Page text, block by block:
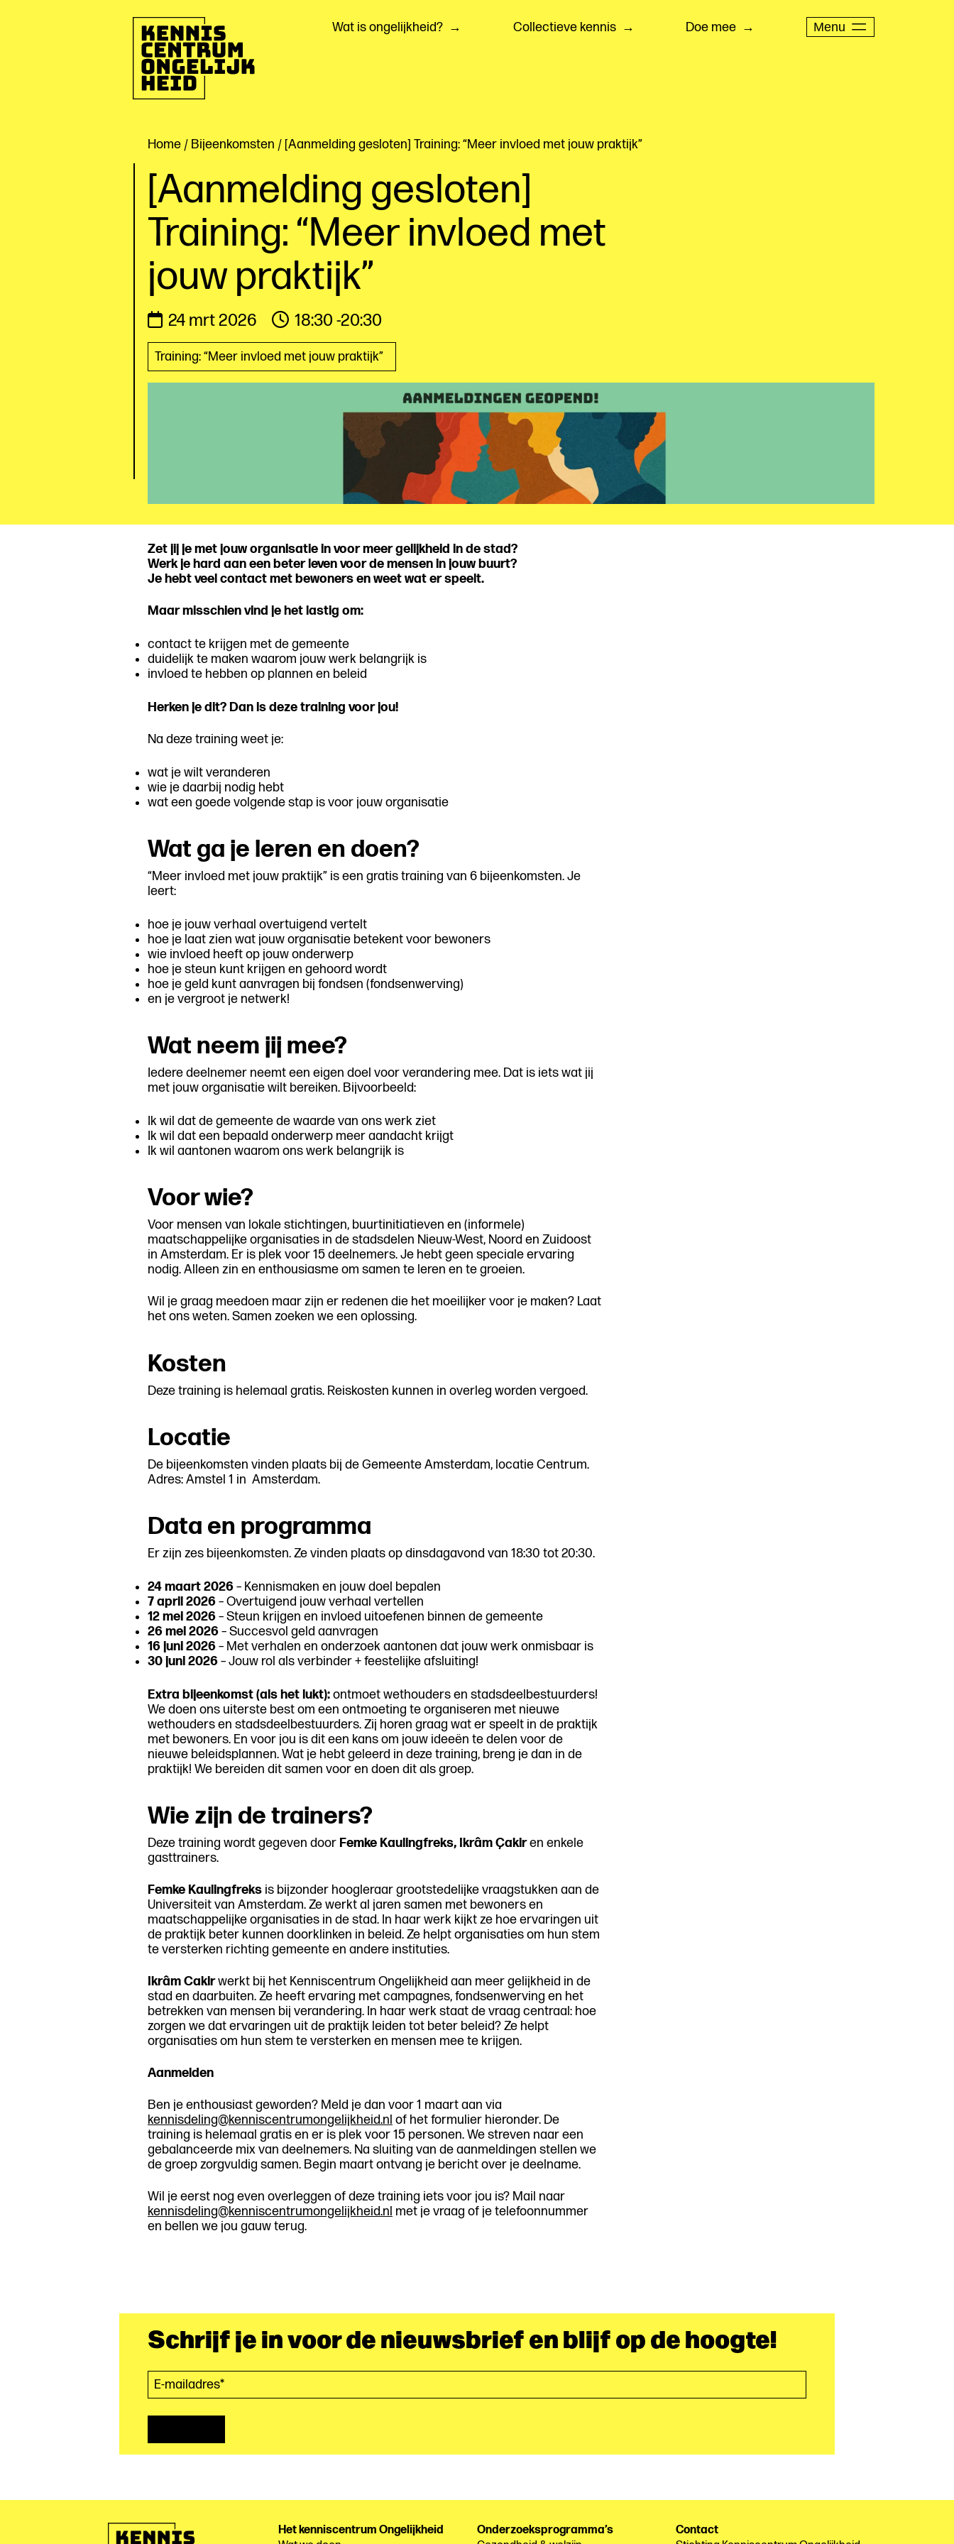
Wat is ongelijkheid? Collectieve kennis Doe mee Menu
Home / Bijeenkomsten / [Aanmelding gesloten] Training: “Meer invloed met jouw praktijk”
[Aanmelding gesloten]
Training: “Meer invloed met
jouw praktijk”
24 mrt 2026 18:30 -20:30
Training: “Meer invloed met jouw praktijk”
Zet jij je met jouw organisatie in voor meer gelijkheid in de stad?
Werk je hard aan een beter leven voor de mensen in jouw buurt?
Je hebt veel contact met bewoners en weet wat er speelt.
Maar misschien vind je het lastig om:
contact te krijgen met de gemeente
duidelijk te maken waarom jouw werk belangrijk is
invloed te hebben op plannen en beleid
Herken je dit? Dan is deze training voor jou!
Na deze training weet je:
wat je wilt veranderen
wie je daarbij nodig hebt
wat een goede volgende stap is voor jouw organisatie
Wat ga je leren en doen?
“Meer invloed met jouw praktijk” is een gratis training van 6 bijeenkomsten. Je
leert:
hoe je jouw verhaal overtuigend vertelt
hoe je laat zien wat jouw organisatie betekent voor bewoners
wie invloed heeft op jouw onderwerp
hoe je steun kunt krijgen en gehoord wordt
hoe je geld kunt aanvragen bij fondsen (fondsenwerving)
en je vergroot je netwerk!
Wat neem jij mee?
Iedere deelnemer neemt een eigen doel voor verandering mee. Dat is iets wat jij
met jouw organisatie wilt bereiken. Bijvoorbeeld:
Ik wil dat de gemeente de waarde van ons werk ziet
Ik wil dat een bepaald onderwerp meer aandacht krijgt
Ik wil aantonen waarom ons werk belangrijk is
Voor wie?
Voor mensen van lokale stichtingen, buurtinitiatieven en (informele)
maatschappelijke organisaties in de stadsdelen Nieuw-West, Noord en Zuidoost
in Amsterdam. Er is plek voor 15 deelnemers. Je hebt geen speciale ervaring
nodig. Alleen zin en enthousiasme om samen te leren en te groeien.
Wil je graag meedoen maar zijn er redenen die het moeilijker voor je maken? Laat
het ons weten. Samen zoeken we een oplossing.
Kosten
Deze training is helemaal gratis. Reiskosten kunnen in overleg worden vergoed.
Locatie
De bijeenkomsten vinden plaats bij de Gemeente Amsterdam, locatie Centrum.
Adres: Amstel 1 in Amsterdam.
Data en programma
Er zijn zes bijeenkomsten. Ze vinden plaats op dinsdagavond van 18:30 tot 20:30.
24 maart 2026– Kennismaken en jouw doel bepalen
7 april 2026– Overtuigend jouw verhaal vertellen
12 mei 2026– Steun krijgen en invloed uitoefenen binnen de gemeente
26 mei 2026– Succesvol geld aanvragen
16 juni 2026– Met verhalen en onderzoek aantonen dat jouw werk onmisbaar is
30 juni 2026– Jouw rol als verbinder + feestelijke afsluiting!
Extra bijeenkomst (als het lukt):ontmoet wethouders en stadsdeelbestuurders!
We doen ons uiterste best om een ontmoeting te organiseren met nieuwe
wethouders en stadsdeelbestuurders. Zij horen graag wat er speelt in de praktijk
met bewoners. En voor jou is dit een kans om jouw ideeën te delen voor de
nieuwe beleidsplannen. Wat je hebt geleerd in deze training, breng je dan in de
praktijk! We bereiden dit samen voor en doen dit als groep.
Wie zijn de trainers?
Deze training wordt gegeven door Femke Kaulingfreks, Ikrâm Çakiren enkele
gasttrainers.
Femke Kaulingfreks is bijzonder hoogleraar grootstedelijke vraagstukken aan de
Universiteit van Amsterdam. Ze werkt al jaren samen met bewoners en
maatschappelijke organisaties in de stad. In haar werk kijkt ze hoe ervaringen uit
de praktijk beter kunnen doorklinken in beleid. Ze helpt organisaties om hun stem
te versterken richting gemeente en andere instituties.
Ikrâm Cakirwerkt bij het Kenniscentrum Ongelijkheid aan meer gelijkheid in de
stad en daarbuiten. Ze heeft ervaring met campagnes, fondsenwerving en het
betrekken van mensen bij verandering. In haar werk staat de vraag centraal: hoe
zorgen we dat ervaringen uit de praktijk leiden tot beter beleid? Ze helpt
organisaties om hun stem te versterken en mensen mee te krijgen.
Aanmelden
Ben je enthousiast geworden? Meld je dan voor 1 maart aan via
kennisdeling@kenniscentrumongelijkheid.nl of het formulier hieronder. De
training is helemaal gratis en er is plek voor 15 personen. We streven naar een
gebalanceerde mix van deelnemers. Na sluiting van de aanmeldingen stellen we
de groep zorgvuldig samen. Begin maart ontvang je bericht over je deelname.
Wil je eerst nog even overleggen of deze training iets voor jou is? Mail naar
kennisdeling@kenniscentrumongelijkheid.nl met je vraag of je telefoonnummer
en bellen we jou gauw terug.
Schrijf je in voor de nieuwsbrief en blijf op de hoogte!
Het kenniscentrum Ongelijkheid
Onderzoeksprogramma’s
Contact